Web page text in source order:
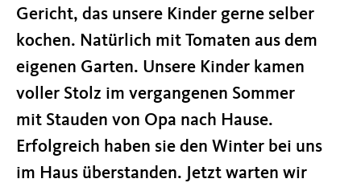
Gericht, das unsere Kin­der gerne selber
kochen. Natürlich mit Tomaten aus dem
eigenen Garten. Unsere Kinder kamen
voller Stolz im vergan­gen­en Sommer
mit Stauden von Opa nach Hause.
Erfolgreich haben sie den Win­ter bei uns
im Haus über­stan­­den. Jetzt war­ten wir